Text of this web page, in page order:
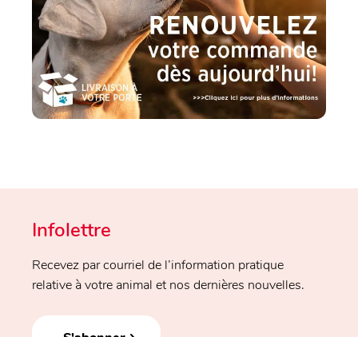
Infolettre
Recevez par courriel de l’information pratique
relative à votre animal et nos dernières nouvelles.